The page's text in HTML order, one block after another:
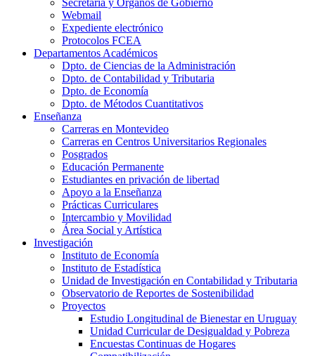
Webmail
Expediente electrónico
Protocolos FCEA
Departamentos Académicos
Dpto. de Ciencias de la Administración
Dpto. de Contabilidad y Tributaria
Dpto. de Economía
Dpto. de Métodos Cuantitativos
Enseñanza
Carreras en Montevideo
Carreras en Centros Universitarios Regionales
Posgrados
Educación Permanente
Estudiantes en privación de libertad
Apoyo a la Enseñanza
Prácticas Curriculares
Intercambio y Movilidad
Área Social y Artística
Investigación
Instituto de Economía
Instituto de Estadística
Unidad de Investigación en Contabilidad y Tributaria
Observatorio de Reportes de Sostenibilidad
Proyectos
Estudio Longitudinal de Bienestar en Uruguay
Unidad Curricular de Desigualdad y Pobreza
Encuestas Continuas de Hogares